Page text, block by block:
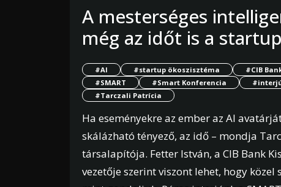
A mesterséges
még az időt is a
#AI #startup ökoszisztéma #CIB
#SMART
#Smart Konferencia
#Tarczali Patrícia
Ha eseményekre az ember az AI
skálázható tényező, az idő – mondja
társalapítója. Fetter István, a CIB Bank
vezetője szerint viszont lehet, hogy